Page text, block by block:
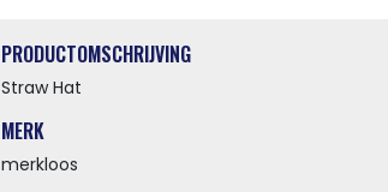
PRODUCTOMSCHRIJVING
Straw Hat
MERK
merkloos